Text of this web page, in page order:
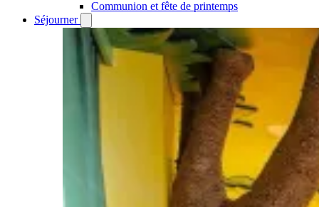
Communion et fête de printemps
Séjourner
Séjourner
submenu